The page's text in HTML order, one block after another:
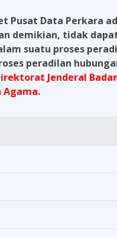
Pusat Data Perkara
tidak
suatu proses
peradilan
Jenderal